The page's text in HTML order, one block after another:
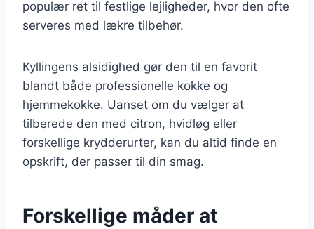
populær ret til festlige lejligheder, hvor den ofte
serveres med lækre tilbehør.
Kyllingens alsidighed gør den til en favorit
blandt både professionelle kokke og
hjemmekokke. Uanset om du vælger at
tilberede den med citron, hvidløg eller
forskellige krydderurter, kan du altid finde en
opskrift, der passer til din smag.
Forskellige måder at